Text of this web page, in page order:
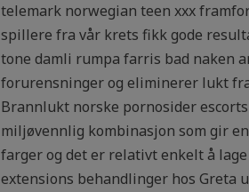
telemark norwegian teen xxx
spillere fra vår krets fikk gode
tone damli rumpa farris bad naken
forurensninger og eliminerer lukt
Brannlukt norske pornosider
miljøvennlig kombinasjon som gir
farger og det er relativt enkelt å
extensions behandlinger hos Greta